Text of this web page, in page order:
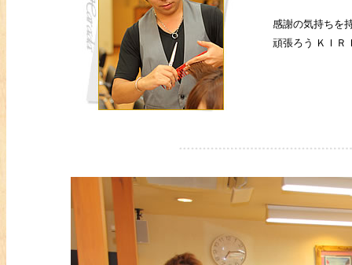
感謝の気持ちを
頑張ろう ＫＩＲ